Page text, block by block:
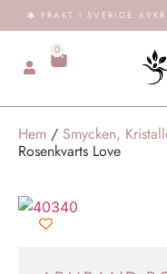
FRAKT I SVERIGE 69KR
0
Hem / Smycken,
Rosenkvarts Love